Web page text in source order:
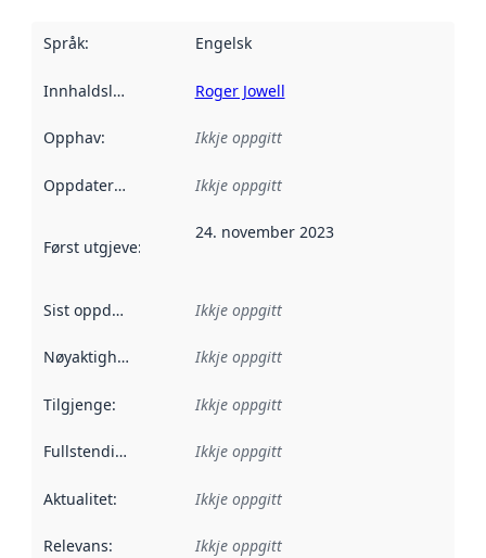
Språk: Engelsk
Innhaldsleverandørar :
Roger Jowell
Opphav: Ikkje oppgitt
Oppdateringsfrekvens :
Ikkje oppgitt
Først utgjeve:
24. november 2023
Sist oppdatert Ikkje oppgitt
Nøyaktigheit Ikkje oppgitt
Tilgjenge: Ikkje oppgitt
Fullstendigheit Ikkje oppgitt
Aktualitet: Ikkje oppgitt
Relevans: Ikkje oppgitt